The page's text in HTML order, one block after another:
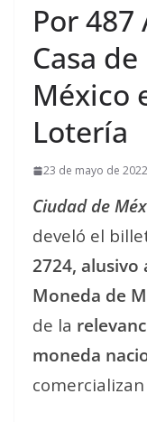
Por
Casa
México
Lotería
23 de mayo de 2022
Ciudad de
develó el
2724, alusivo
Moneda de
de la
moneda